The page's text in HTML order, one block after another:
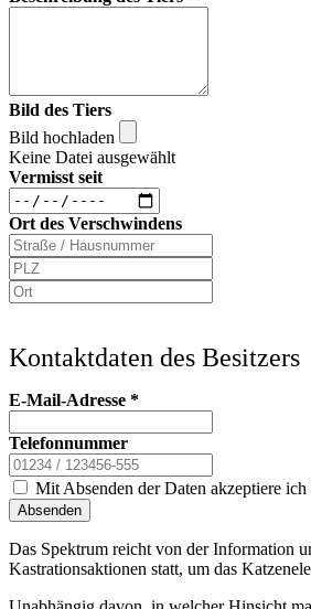
Bild des Tiers
Bild hochladen
Keine Datei ausgewählt
Vermisst seit
Ort des Verschwindens
Kontaktdaten des Besitzers
E-Mail-Adresse *
Telefonnummer
Mit Absenden der Daten akzeptiere ich
Absenden
Das Spektrum reicht von der Information
Kastrationsaktionen statt, um das